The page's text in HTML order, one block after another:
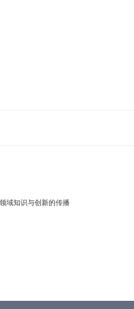
域知识与创新的传播